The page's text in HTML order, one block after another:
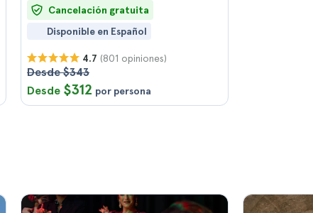
Cancelación gratuita
Disponible en Español
4.7 (801 opiniones)
Desde $343
Desde $312 por persona